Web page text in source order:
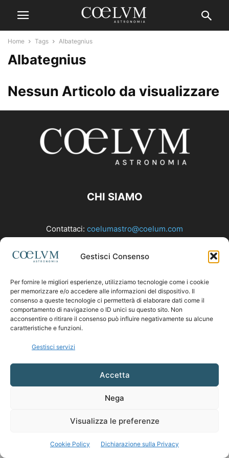
Gestisci Consenso
Per fornire le migliori esperienze, utilizziamo tecnologie come i cookie
per memorizzare e/o accedere alle informazioni del dispositivo. Il
consenso a queste tecnologie ci permetterà di elaborare dati come il
comportamento di navigazione o ID unici su questo sito. Non
acconsentire o ritirare il consenso può influire negativamente su alcune
caratteristiche e funzioni.
Gestisci servizi
Accetta
Nega
Visualizza le preferenze
Cookie Policy Dichiarazione sulla Privacy
Home Tags Albategnius
Albategnius
Nessun Articolo da visualizzare
CHI SIAMO
Contattaci: coelumastro@coelum.com
SEGUICI